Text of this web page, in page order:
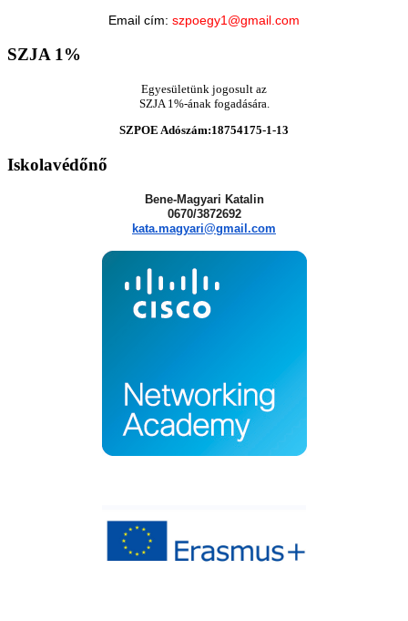
Email cím: szpoegy1@gmail.com
SZJA1%
Egyesületünk jogosult az
SZJA 1%-ának fogadására.
SZPOE Adószám:18754175-1-13
Iskolavédőnő
Bene-Magyari Katalin
0670/3872692
kata.magyari@gmail.com